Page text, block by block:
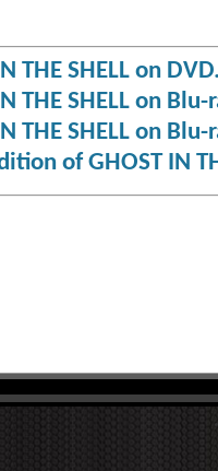
THE SHELL on
THE SHELL on Blu-
THE SHELL on
of GHOST IN